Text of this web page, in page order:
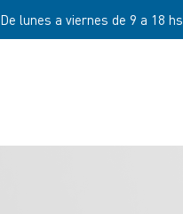
. De lunes a viernes de 9 a 18 hs.